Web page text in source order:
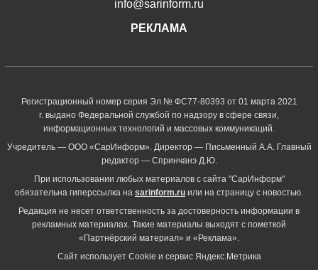
info@sarinform.ru
РЕКЛАМА
Регистрационный номер серия Эл № ФС77-80393 от 01 марта 2021
г. выдано Федеральной службой по надзору в сфере связи,
информационных технологий и массовых коммуникаций.
Учредитель — ООО «СарИнформ». Директор — Письменный А.А. Главный
редактор — Спринчанэ Д.Ю.
При использовании любых материалов с сайта "СарИнформ"
обязательна гиперссылка на sarinform.ru или на страницу с новостью.
Редакция не несет ответственность за достоверность информации в
рекламных материалах. Такие материалы выходят с пометкой
«Партнёрский материал» и «Реклама».
Сайт использует Cookie и сервиc Яндекс.Метрика